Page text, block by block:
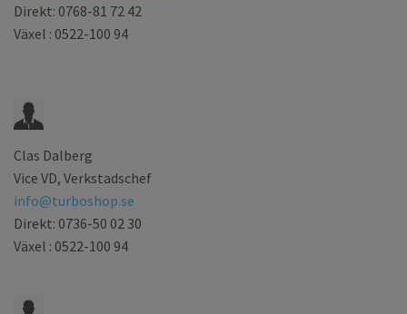
Direkt: 0768-81 72 42
Växel : 0522-100 94
Clas Dalberg
Vice VD, Verkstadschef
info@turboshop.se
Direkt: 0736-50 02 30
Växel : 0522-100 94